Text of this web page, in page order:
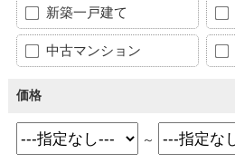
新築一戸建て
中古マンション
価格
～